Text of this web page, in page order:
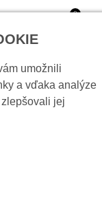
0
umožnili
a vďaka analýze
jej